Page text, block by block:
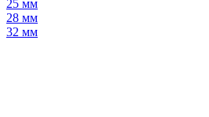
25 мм
28 мм
32 мм